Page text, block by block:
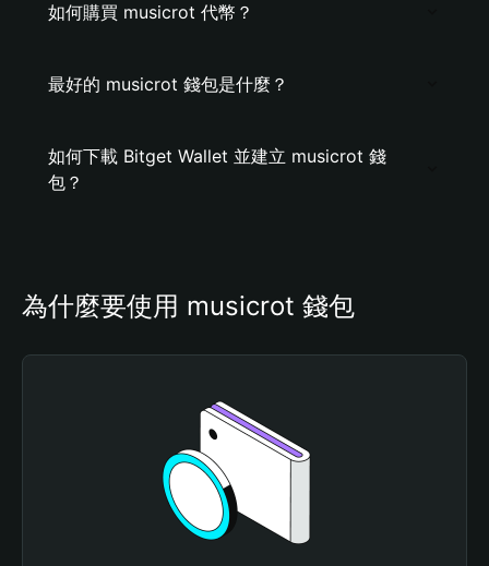
如何購買 musicrot 代幣？
最好的 musicrot 錢包是什麼？
如何下載 Bitget Wallet 並建立 musicrot 錢
包？
為什麼要使用 musicrot 錢包